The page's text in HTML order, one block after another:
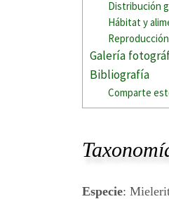
Distribución
Hábitat y
Reproducción
Galería
Bibliografía
Comparte
Especie: